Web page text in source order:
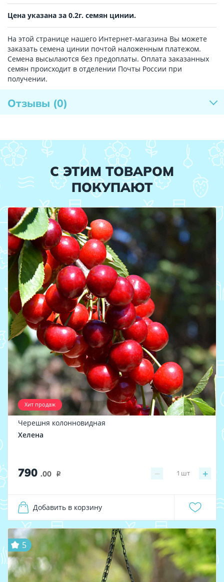
Цена указана за 0.2г. семян цинии.
На этой странице нашего Интернет-магазина Вы можете
заказать семена цинии почтой наложенным платежом.
Семена высылаются без предоплаты. Оплата заказанных
семян происходит в отделении Почты России при
получении.
Отзывы (0)
С ЭТИМ ТОВАРОМ
ПОКУПАЮТ
Хит продаж
Черешня колонновидная
Хелена
790 .00 i − +
1 шт
Добавить в корзину
5